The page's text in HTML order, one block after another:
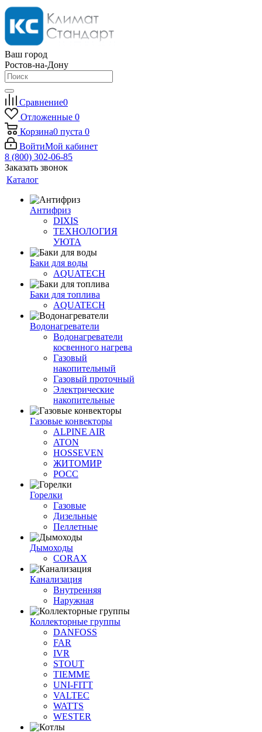
Ваш город
Ростов-на-Дону
Сравнение0
Отложенные 0
Корзина0 пуста 0
ВойтиМой кабинет
8 (800) 302-06-85
Заказать звонок
Каталог
Антифриз
DIXIS
ТЕХНОЛОГИЯ
УЮТА
Баки для воды
AQUATECH
Баки для топлива
AQUATECH
Водонагреватели
Водонагреватели
косвенного нагрева
Газовый
накопительный
Газовый проточный
Электрические
накопительные
Газовые конвекторы
ALPINE AIR
ATON
HOSSEVEN
ЖИТОМИР
РОСС
Горелки
Газовые
Дизельные
Пеллетные
Дымоходы
CORAX
Канализация
Внутренняя
Наружная
Коллекторные группы
DANFOSS
FAR
IVR
STOUT
TIEMME
UNI-FITT
VALTEC
WATTS
WESTER